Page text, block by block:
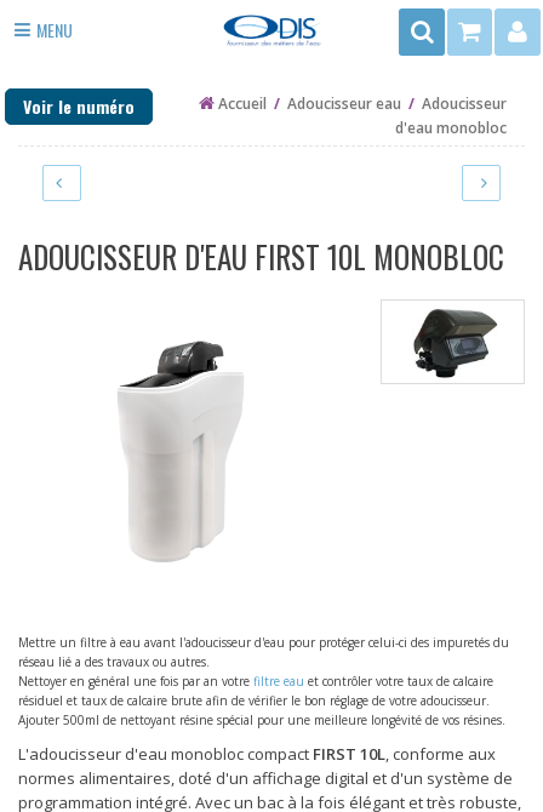
Trégor
AUBIN
DU
Voir le numéro
Rechercher
MENU
ADOUCISSEUR EAU
ANTI TARTRE
FILTRE EAU
DÉSINFECTION
PIÈCES DÉTACHÉES
Accueil / Adoucisseur eau / Adoucisseur
d'eau monobloc
ADOUCISSEUR D'EAU FIRST 10L MONOBLOC
Mettre un filtre à eau avant l'adoucisseur d'eau pour protéger celui-ci des impuretés du
réseau lié a des travaux ou autres.
Nettoyer en général une fois par an votre filtre eau et contrôler votre taux de calcaire
résiduel et taux de calcaire brute afin de vérifier le bon réglage de votre adoucisseur.
Ajouter 500ml de nettoyant résine spécial pour une meilleure longévité de vos résines.
L'adoucisseur d'eau monobloc compact FIRST 10L, conforme aux
normes alimentaires, doté d'un affichage digital et d'un système de
programmation intégré. Avec un bac à la fois élégant et très robuste,